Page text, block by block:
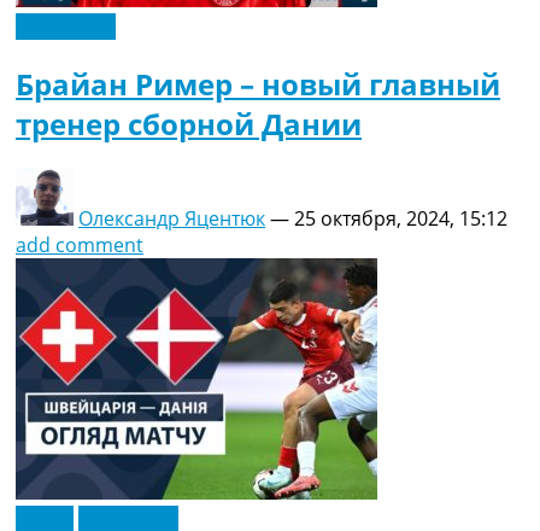
Брайан Ример – новый главный
тренер сборной Дании
Олександр Яцентюк—25 октября, 2024, 15:12
add comment